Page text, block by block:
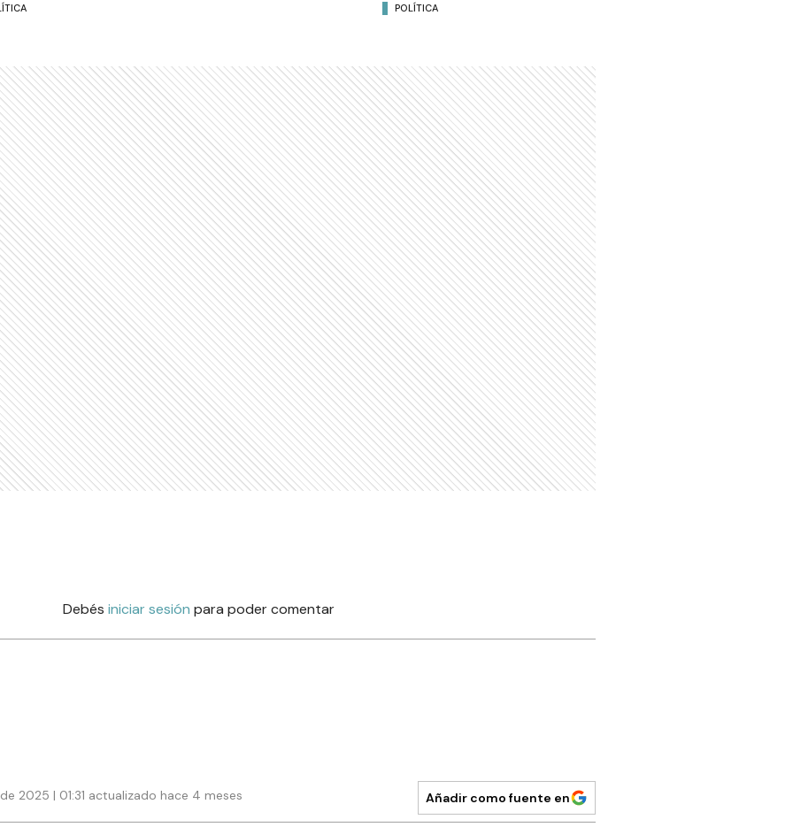
POLÍTICA
Debés iniciar sesión para poder comentar
2025 | 01:31 actualizado hace 4 meses Añadir como fuente en